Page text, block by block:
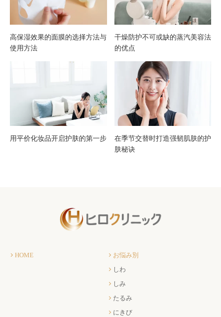
高保湿效果的面膜的选择方法与
使用方法
干燥防护不可或缺的蒸汽美容法
的优点
用平价化妆品开启护肤的第一步
在季节交替时打造强韧肌肤的护
肤秘诀
HOME
お悩み別
しわ
しみ
たるみ
にきび